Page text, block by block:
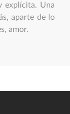
explícita. Una
aparte de lo
amor.